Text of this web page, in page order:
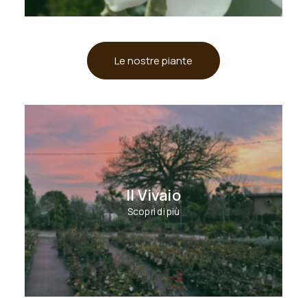
Le nostre piante
Il Vivaio
Scopri di più